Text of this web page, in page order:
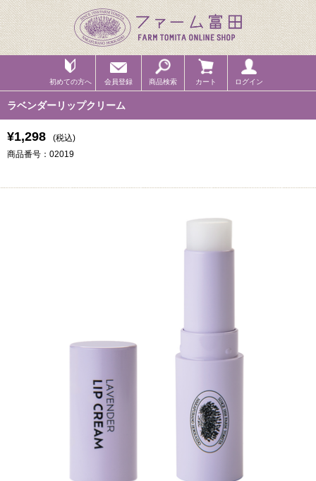
初めての方へ 会員登録 商品検索 カート ログイン
ラベンダーリップクリーム
¥1,298
(税込)
商品番号：02019